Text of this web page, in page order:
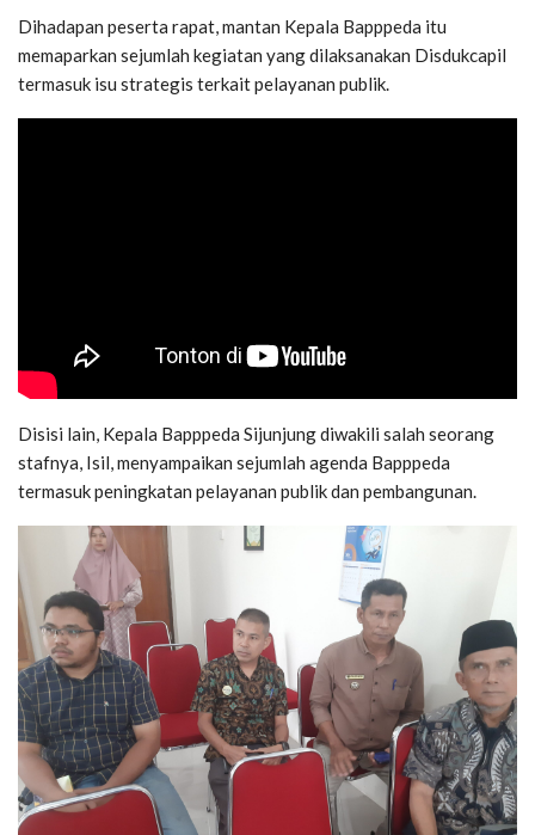
Dihadapan peserta rapat, mantan Kepala Bapppeda itu
memaparkan sejumlah kegiatan yang dilaksanakan Disdukcapil
termasuk isu strategis terkait pelayanan publik.
Disisi lain, Kepala Bapppeda Sijunjung diwakili salah seorang
stafnya, Isil, menyampaikan sejumlah agenda Bapppeda
termasuk peningkatan pelayanan publik dan pembangunan.